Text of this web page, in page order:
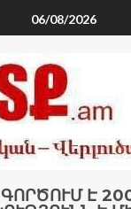
06/08/2026
Է